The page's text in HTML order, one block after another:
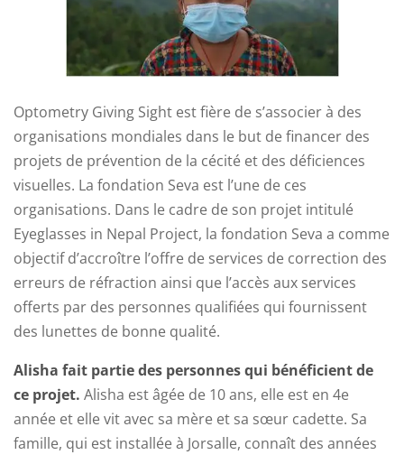
Optometry Giving Sight est fière de s’associer à des
organisations mondiales dans le but de financer des
projets de prévention de la cécité et des déficiences
visuelles. La fondation Seva est l’une de ces
organisations. Dans le cadre de son projet intitulé
Eyeglasses in Nepal Project, la fondation Seva a comme
objectif d’accroître l’offre de services de correction des
erreurs de réfraction ainsi que l’accès aux services
offerts par des personnes qualifiées qui fournissent
des lunettes de bonne qualité.
Alisha fait partie des personnes qui bénéficient de
ce projet. Alisha est âgée de 10 ans, elle est en 4e
année et elle vit avec sa mère et sa sœur cadette. Sa
famille, qui est installée à Jorsalle, connaît des années